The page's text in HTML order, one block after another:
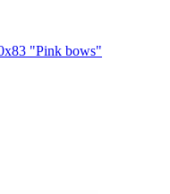
"Pink bows"